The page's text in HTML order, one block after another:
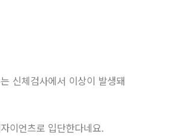
신체검사에서 이상이 발생돼
이언츠로 입단한다네요.